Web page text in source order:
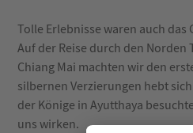
Tolle Erlebnisse waren auch
Auf der Reise durch den
Chiang Mai machten wir den
silbernen Verzierungen hebt
der Könige in Ayutthaya
uns wirken.